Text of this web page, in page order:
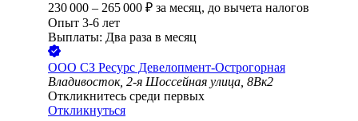
230 000 – 265 000 ₽ за месяц, до вычета налогов
Опыт 3-6 лет
Выплаты: Два раза в месяц
ООО СЗ Ресурс Девелопмент-Острогорная
Владивосток, 2-я Шоссейная улица, 8Вк2
Откликнитесь среди первых
Откликнуться